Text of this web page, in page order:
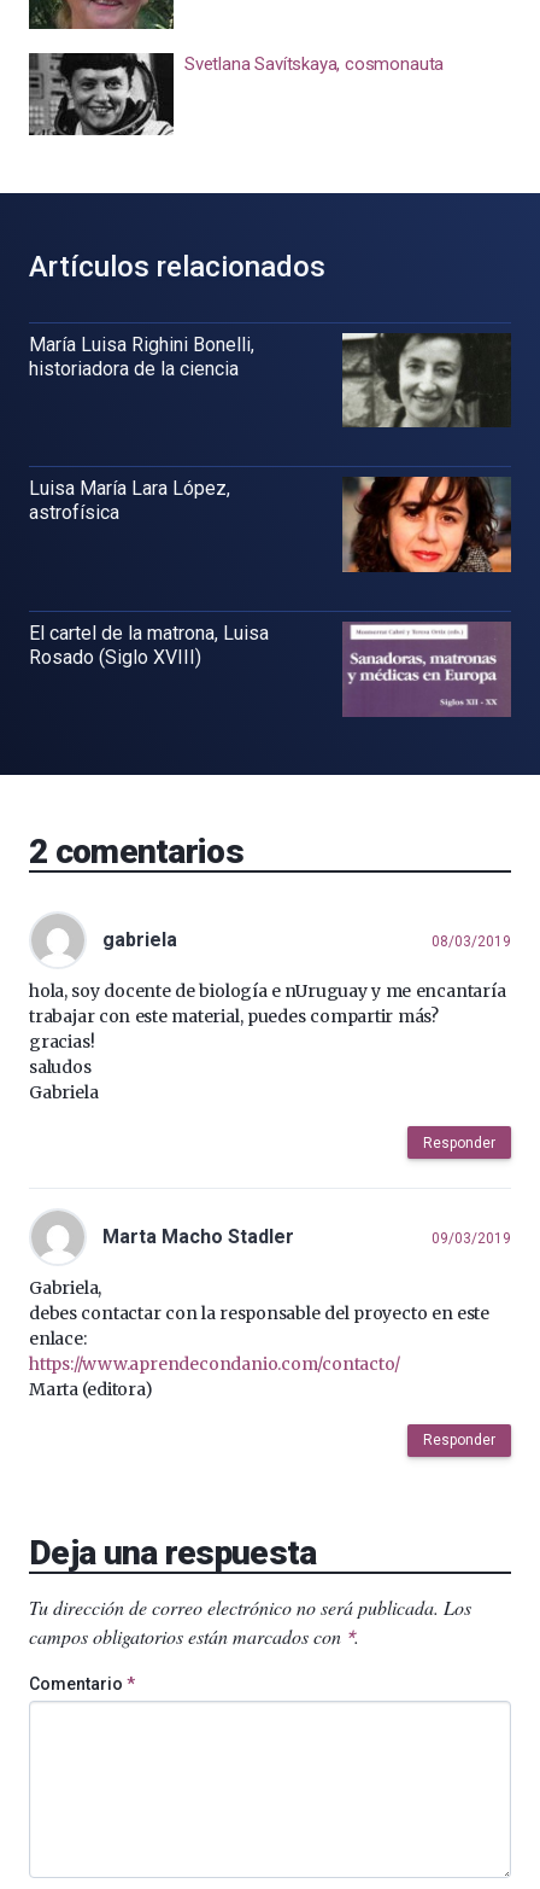
Svetlana Savítskaya, cosmonauta
Artículos relacionados
María Luisa Righini Bonelli,
historiadora de la ciencia
Luisa María Lara López,
astrofísica
El cartel de la matrona, Luisa
Rosado (Siglo XVIII)
2 comentarios
gabriela 08/03/2019
hola, soy docente de biología e nUruguay y me encantaría
trabajar con este material, puedes compartir más?
gracias!
saludos
Gabriela
Responder
Marta Macho Stadler 09/03/2019
Gabriela,
debes contactar con la responsable del proyecto en este
enlace:
https://www.aprendecondanio.com/contacto/
Marta (editora)
Responder
Deja una respuesta
Tu dirección de correo electrónico no será publicada. Los
campos obligatorios están marcados con *.
Comentario *